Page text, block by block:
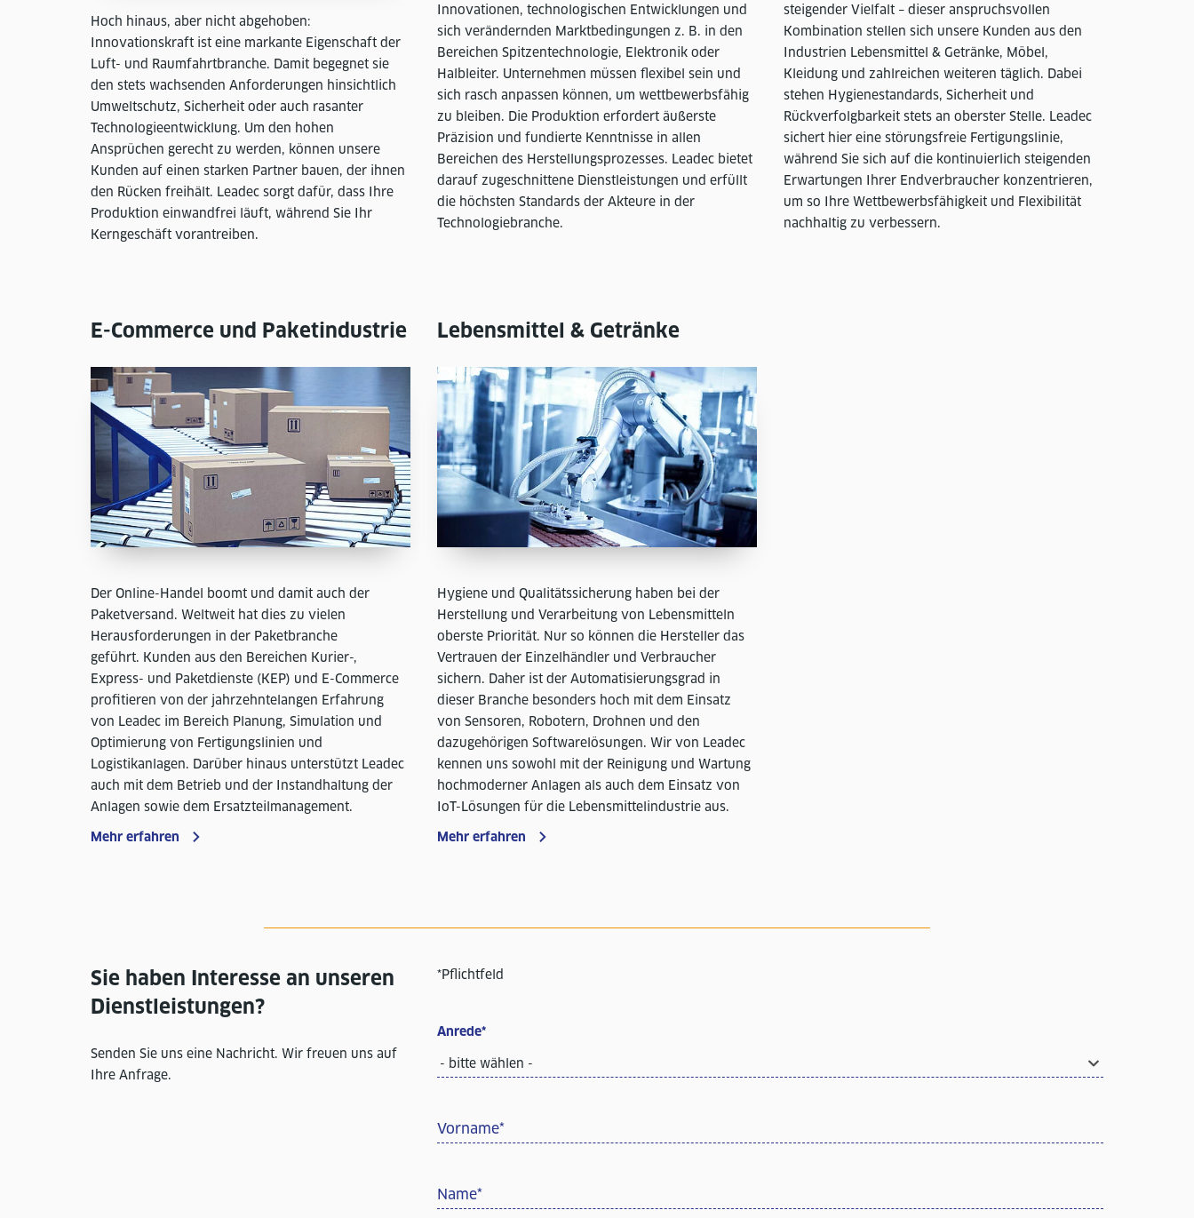
Hoch hinaus, aber nicht abgehoben:
Innovationskraft ist eine markante Eigenschaft der
Luft- und Raumfahrtbranche. Damit begegnet sie
den stets wachsenden Anforderungen hinsichtlich
Umweltschutz, Sicherheit oder auch rasanter
Technologieentwicklung. Um den hohen
Ansprüchen gerecht zu werden, können unsere
Kunden auf einen starken Partner bauen, der ihnen
den Rücken freihält. Leadec sorgt dafür, dass Ihre
Produktion einwandfrei läuft, während Sie Ihr
Kerngeschäft vorantreiben.
Innovationen, technologischen Entwicklungen und
sich verändernden Marktbedingungen z. B. in den
Bereichen Spitzentechnologie, Elektronik oder
Halbleiter. Unternehmen müssen flexibel sein und
sich rasch anpassen können, um wettbewerbsfähig
zu bleiben. Die Produktion erfordert äußerste
Präzision und fundierte Kenntnisse in allen
Bereichen des Herstellungsprozesses. Leadec bietet
darauf zugeschnittene Dienstleistungen und erfüllt
die höchsten Standards der Akteure in der
Technologiebranche.
steigender Vielfalt – dieser anspruchsvollen
Kombination stellen sich unsere Kunden aus den
Industrien Lebensmittel & Getränke, Möbel,
Kleidung und zahlreichen weiteren täglich. Dabei
stehen Hygienestandards, Sicherheit und
Rückverfolgbarkeit stets an oberster Stelle. Leadec
sichert hier eine störungsfreie Fertigungslinie,
während Sie sich auf die kontinuierlich steigenden
Erwartungen Ihrer Endverbraucher konzentrieren,
um so Ihre Wettbewerbsfähigkeit und Flexibilität
nachhaltig zu verbessern.
E-Commerce und Paketindustrie
Der Online-Handel boomt und damit auch der
Paketversand. Weltweit hat dies zu vielen
Herausforderungen in der Paketbranche
geführt. Kunden aus den Bereichen Kurier-,
Express- und Paketdienste (KEP) und E-Commerce
profitieren von der jahrzehntelangen Erfahrung
von Leadec im Bereich Planung, Simulation und
Optimierung von Fertigungslinien und
Logistikanlagen. Darüber hinaus unterstützt Leadec
auch mit dem Betrieb und der Instandhaltung der
Anlagen sowie dem Ersatzteilmanagement.
Mehr erfahren
Lebensmittel & Getränke
Hygiene und Qualitätssicherung haben bei der
Herstellung und Verarbeitung von Lebensmitteln
oberste Priorität. Nur so können die Hersteller das
Vertrauen der Einzelhändler und Verbraucher
sichern. Daher ist der Automatisierungsgrad in
dieser Branche besonders hoch mit dem Einsatz
von Sensoren, Robotern, Drohnen und den
dazugehörigen Softwarelösungen. Wir von Leadec
kennen uns sowohl mit der Reinigung und Wartung
hochmoderner Anlagen als auch dem Einsatz von
IoT-Lösungen für die Lebensmittelindustrie aus.
Mehr erfahren
Sie haben Interesse an unseren
Dienstleistungen?
Senden Sie uns eine Nachricht. Wir freuen uns auf
Ihre Anfrage.
*Pflichtfeld
Anrede*
- bitte wählen -
Vorname*
Name*